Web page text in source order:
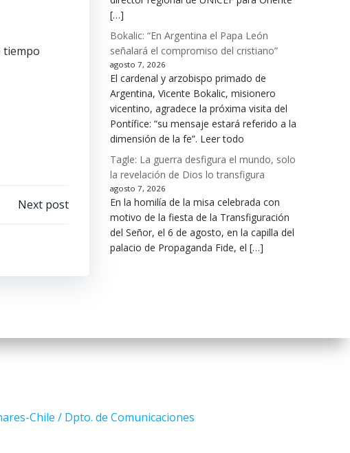
tiempo
Next post
[…]
Bokalic: “En Argentina el Papa León
señalará el compromiso del cristiano”
agosto 7, 2026
El cardenal y arzobispo primado de
Argentina, Vicente Bokalic, misionero
vicentino, agradece la próxima visita del
Pontífice: “su mensaje estará referido a la
dimensión de la fe”. Leer todo
Tagle: La guerra desfigura el mundo, solo
la revelación de Dios lo transfigura
agosto 7, 2026
En la homilía de la misa celebrada con
motivo de la fiesta de la Transfiguración
del Señor, el 6 de agosto, en la capilla del
palacio de Propaganda Fide, el […]
Chile / Dpto. de Comunicaciones